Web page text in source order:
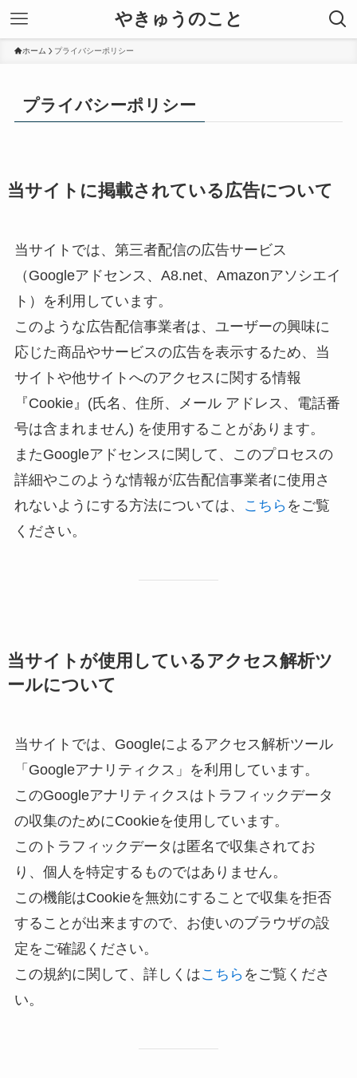
やきゅうのこと
ホーム プライバシーポリシー
プライバシーポリシー
当サイトに掲載されている広告について
当サイトでは、第三者配信の広告サービス
（Googleアドセンス、A8.net、Amazonアソシエイ
ト）を利用しています。
このような広告配信事業者は、ユーザーの興味に
応じた商品やサービスの広告を表示するため、当
サイトや他サイトへのアクセスに関する情報
『Cookie』(氏名、住所、メール アドレス、電話番
号は含まれません) を使用することがあります。
またGoogleアドセンスに関して、このプロセスの
詳細やこのような情報が広告配信事業者に使用さ
れないようにする方法については、
こちら をご覧
ください。
当サイトが使用しているアクセス解析ツ
ールについて
当サイトでは、Googleによるアクセス解析ツール
「Googleアナリティクス」を利用しています。
このGoogleアナリティクスはトラフィックデータ
の収集のためにCookieを使用しています。
このトラフィックデータは匿名で収集されてお
り、個人を特定するものではありません。
この機能はCookieを無効にすることで収集を拒否
することが出来ますので、お使いのブラウザの設
定をご確認ください。
この規約に関して、詳しくはこちら をご覧くださ
い。